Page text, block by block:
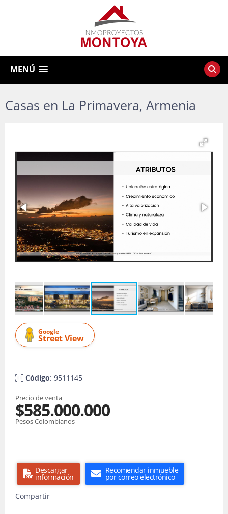
MENÚ
Casas en La Primavera, Armenia
Google
Street View
Código: 9511145
Precio de venta
$585.000.000
Pesos Colombianos
Descargar
información
Recomendar inmueble
por correo electrónico
Compartir